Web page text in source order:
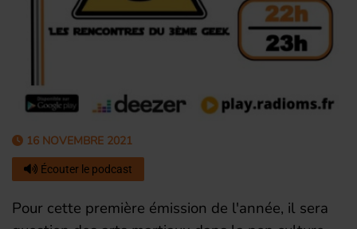
16 NOVEMBRE 2021
Écouter le podcast
Pour cette première émission de l'année, il sera